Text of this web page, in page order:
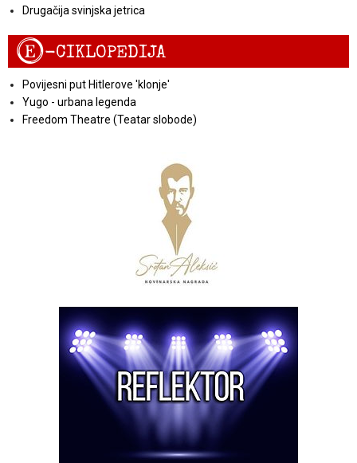
Drugačija svinjska jetrica
E-CIKLOPEDIJA
Povijesni put Hitlerove 'klonje'
Yugo - urbana legenda
Freedom Theatre (Teatar slobode)